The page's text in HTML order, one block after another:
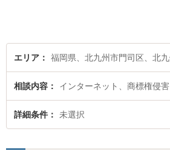
エリア
相談内容 インターネット、商標権侵害
詳細条件 未選択